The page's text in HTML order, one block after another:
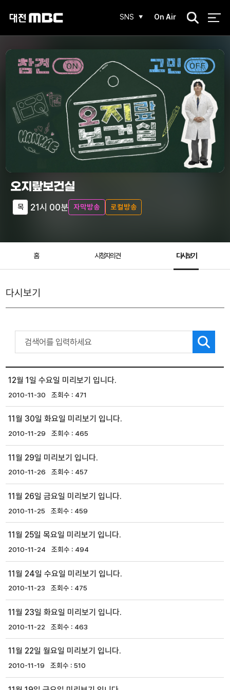
SNS On Air
검
오지랖보건실
목 21시 00분 자막방송 로컬방송
홈 시청자의견 다시보기
다시보기
12월 1일 수요일 미리보기 입니다.
2010-11-30 471
11월 30일 화요일 미리보기 입니다.
2010-11-29 465
11월 29일 미리보기 입니다.
2010-11-26 457
11월 26일 금요일 미리보기 입니다.
2010-11-25 459
11월 25일 목요일 미리보기 입니다.
2010-11-24 494
11월 24일 수요일 미리보기 입니다.
2010-11-23 475
11월 23일 화요일 미리보기 입니다.
2010-11-22 463
11월 22일 월요일 미리보기 입니다.
2010-11-19 510